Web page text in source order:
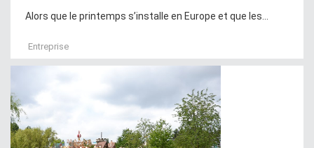
Alors que le printemps s’installe en Europe et que les...
Entreprise